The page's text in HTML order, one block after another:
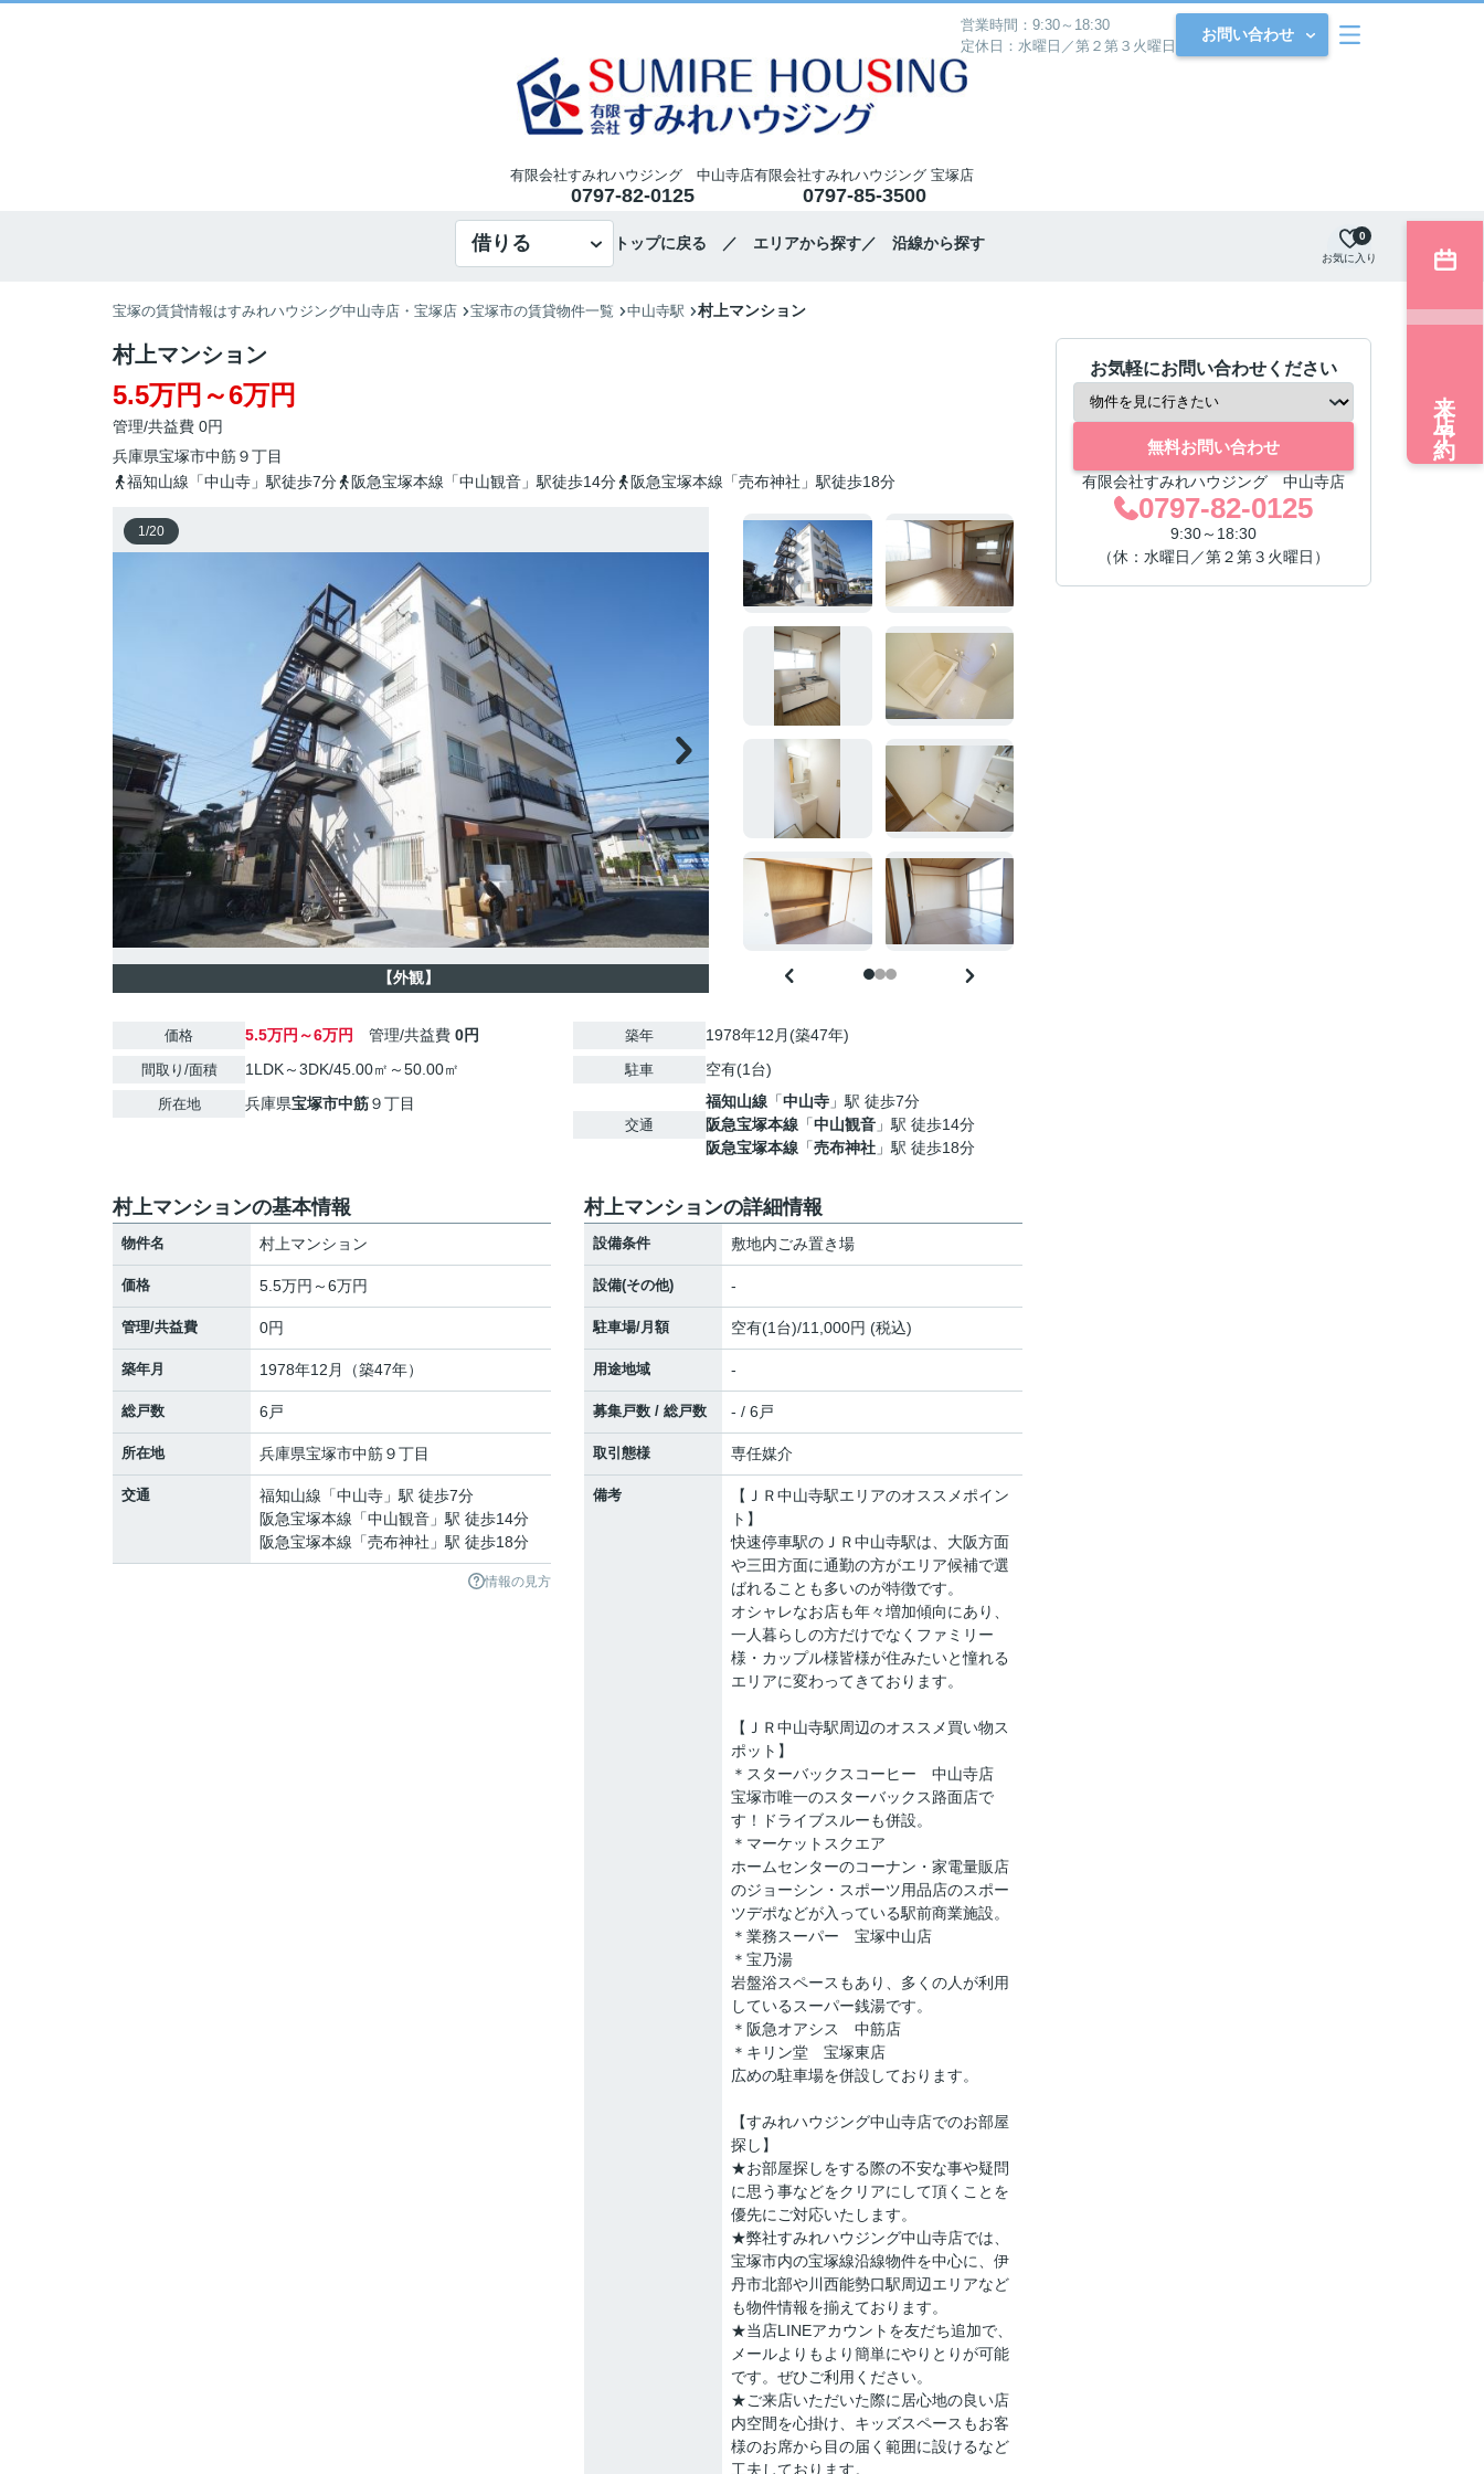
営業時間：9:30～18:30
定休日：水曜日／第２第３火曜日
お問い合わせ
有限会社すみれハウジング 中山寺店
0797-82-0125
有限会社すみれハウジング 宝塚店
0797-85-3500
借りる トップに戻る ／ エリアから探す／ 沿線から探す
お気に入り
0
宝塚の賃貸情報はすみれハウジング中山寺店・宝塚店 宝塚市の賃貸物件一覧 中山寺駅 村上マンション
村上マンション
5.5万円～6万円
管理/共益費 0円
兵庫県宝塚市中筋９丁目
福知山線「中山寺」駅徒歩7分
阪急宝塚本線「中山観音」駅徒歩14分 阪急宝塚本線「売布神社」駅徒歩18分
1/20
【外観】
価格 5.5万円～6万円 管理/共益費 0円
間取り/面積 1LDK～3DK/45.00㎡～50.00㎡
所在地 兵庫県宝塚市中筋９丁目
築年 1978年12月(築47年)
駐車 空有(1台)
交通
福知山線 「中山寺 」駅 徒歩7分
阪急宝塚本線 「中山観音 」駅 徒歩14分
阪急宝塚本線 「売布神社 」駅 徒歩18分
村上マンションの基本情報
物件名 村上マンション
価格 5.5万円～6万円
管理/共益費 0円
築年月 1978年12月（築47年）
総戸数 6戸
所在地 兵庫県宝塚市中筋９丁目
交通 福知山線 「中山寺 」駅 徒歩7分
阪急宝塚本線 「中山観音 」駅 徒歩14分
阪急宝塚本線 「売布神社 」駅 徒歩18分
情報の見方
村上マンションの詳細情報
設備条件 敷地内ごみ置き場
設備(その他) -
駐車場/月額 空有(1台)/11,000円 (税込)
用途地域 -
募集戸数 / 総戸数 - / 6戸
取引態様 専任媒介
備考
【ＪＲ中山寺駅エリアのオススメポイン
ト】
快速停車駅のＪＲ中山寺駅は、大阪方面
や三田方面に通勤の方がエリア候補で選
ばれることも多いのが特徴です。
オシャレなお店も年々増加傾向にあり、
一人暮らしの方だけでなくファミリー
様・カップル様皆様が住みたいと憧れる
エリアに変わってきております。
【ＪＲ中山寺駅周辺のオススメ買い物ス
ポット】
＊スターバックスコーヒー 中山寺店
宝塚市唯一のスターバックス路面店で
す！ドライブスルーも併設。
＊マーケットスクエア
ホームセンターのコーナン・家電量販店
のジョーシン・スポーツ用品店のスポー
ツデポなどが入っている駅前商業施設。
＊業務スーパー 宝塚中山店
＊宝乃湯
岩盤浴スペースもあり、多くの人が利用
しているスーパー銭湯です。
＊阪急オアシス 中筋店
＊キリン堂 宝塚東店
広めの駐車場を併設しております。
【すみれハウジング中山寺店でのお部屋
探し】
★お部屋探しをする際の不安な事や疑問
に思う事などをクリアにして頂くことを
優先にご対応いたします。
★弊社すみれハウジング中山寺店では、
宝塚市内の宝塚線沿線物件を中心に、伊
丹市北部や川西能勢口駅周辺エリアなど
も物件情報を揃えております。
★当店LINEアカウントを友だち追加で、
メールよりもより簡単にやりとりが可能
です。ぜひご利用ください。
★ご来店いただいた際に居心地の良い店
内空間を心掛け、キッズスペースもお客
様のお席から目の届く範囲に設けるなど
工夫しております。
お気軽にお問い合わせください
無料お問い合わせ
有限会社すみれハウジング 中山寺店
0797-82-0125
9:30～18:30
（休：水曜日／第２第３火曜日）
来店予約